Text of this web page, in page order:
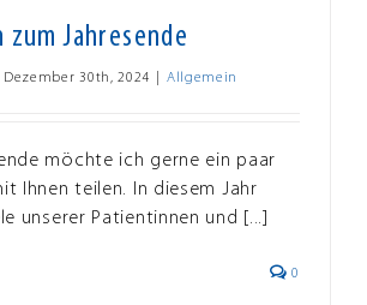
zum Jahresende
Dezember 30th, 2024 Allgemein
möchte ich gerne ein paar
Ihnen teilen. In diesem Jahr
unserer Patientinnen und [...]
0